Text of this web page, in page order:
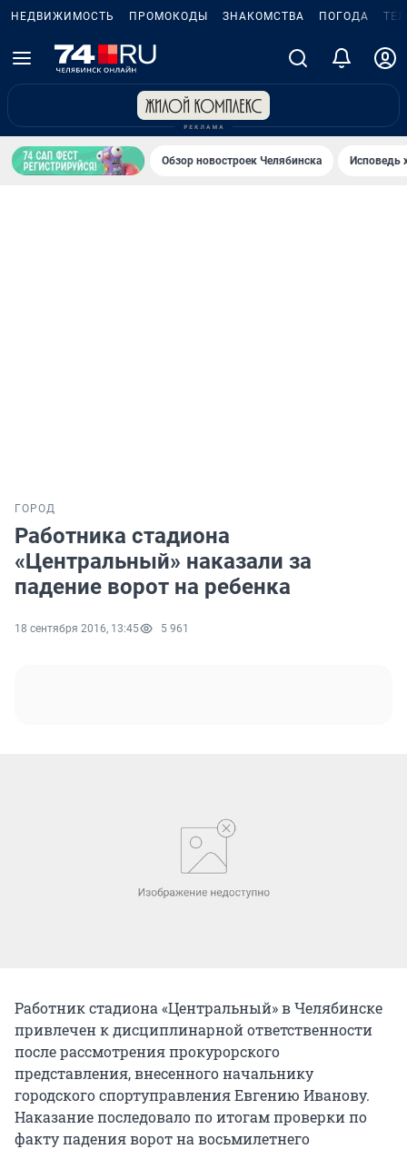
НЕДВИЖИМОСТЬ ПРОМОКОДЫ ЗНАКОМСТВА ПОГОДА
Обзор новостроек Челябинска Исповедь
ГОРОД
Работника стадиона
«Центральный» наказали за
падение ворот на ребенка
18 сентября 2016, 13:45 5 961
Работник стадиона «Центральный» в Челябинске
привлечен к дисциплинарной ответственности
после рассмотрения прокурорского
представления, внесенного начальнику
городского спортуправления Евгению Иванову.
Наказание последовало по итогам проверки по
факту падения ворот на восьмилетнего